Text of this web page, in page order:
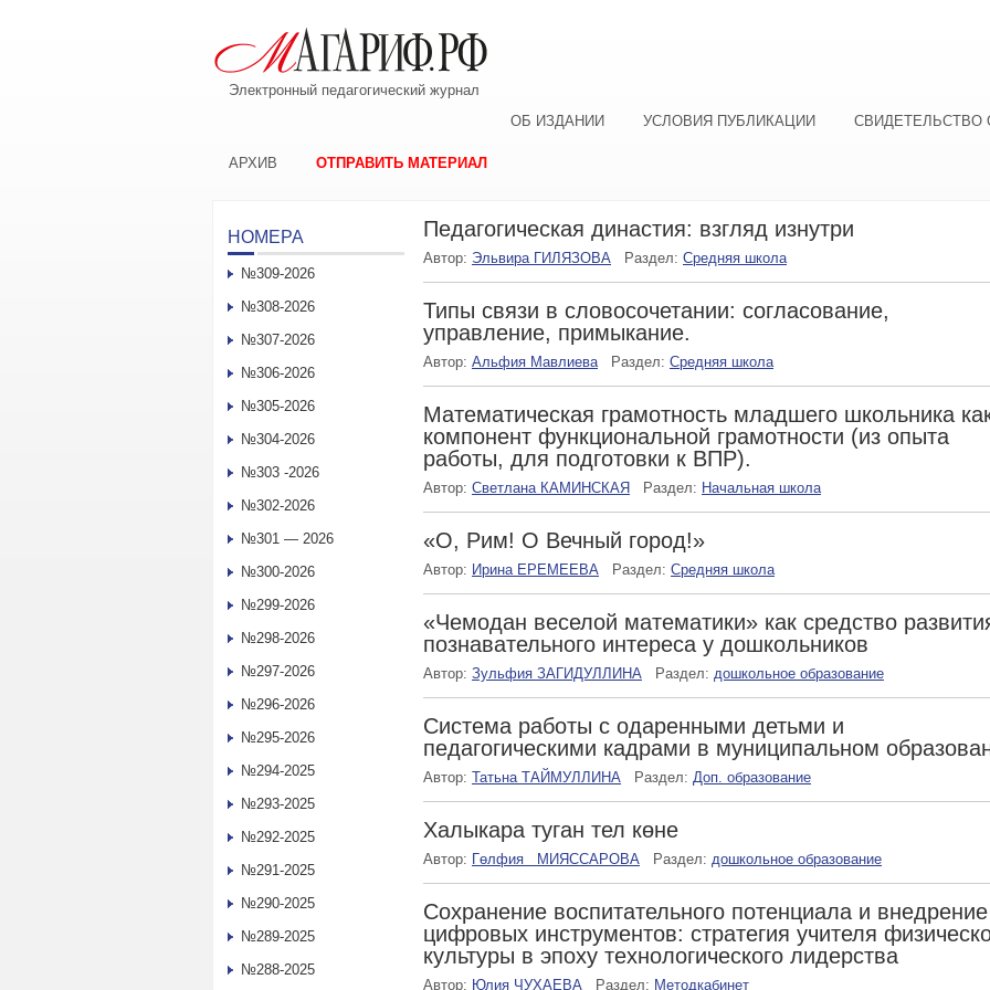
Электронный педагогический журнал
ОБ ИЗДАНИИ
УСЛОВИЯ ПУБЛИКАЦИИ СВИДЕТЕЛЬСТВО
АРХИВ ОТПРАВИТЬ МАТЕРИАЛ
Педагогическая династия: взгляд изнутри
Автор: Эльвира ГИЛЯЗОВА Раздел: Средняя школа
Типы связи в словосочетании: согласование,
управление, примыкание.
Автор: Альфия Мавлиева Раздел: Средняя школа
Математическая грамотность младшего школьника
компонент функциональной грамотности (из опыта
работы, для подготовки к ВПР).
Автор: Светлана КАМИНСКАЯ Раздел: Начальная школа
«О, Рим! О Вечный город!»
Автор: Ирина ЕРЕМЕЕВА Раздел: Средняя школа
«Чемодан веселой математики» как средство
познавательного интереса у дошкольников
Автор: Зульфия ЗАГИДУЛЛИНА Раздел: дошкольное образование
Система работы с одаренными детьми и
педагогическими кадрами в муниципальном
Автор: Татьна ТАЙМУЛЛИНА Раздел: Доп. образование
Халыкара туган тел көне
Автор: Гөлфия МИЯССАРОВА Раздел: дошкольное образование
Сохранение воспитательного потенциала и внедрение
цифровых инструментов: стратегия учителя
культуры в эпоху технологического лидерства
Автор: Юлия ЧУХАЕВА Раздел: Методкабинет
НОМЕРА
№309-2026
№308-2026
№307-2026
№306-2026
№305-2026
№304-2026
№303 -2026
№302-2026
№301 — 2026
№300-2026
№299-2026
№298-2026
№297-2026
№296-2026
№295-2026
№294-2025
№293-2025
№292-2025
№291-2025
№290-2025
№289-2025
№288-2025